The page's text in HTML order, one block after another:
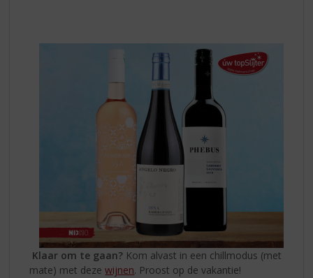
Klaar om te gaan? Kom alvast in een chillmodus (met
mate) met dezewijnen. Proost op de vakantie!